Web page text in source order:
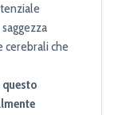
cerebrali che